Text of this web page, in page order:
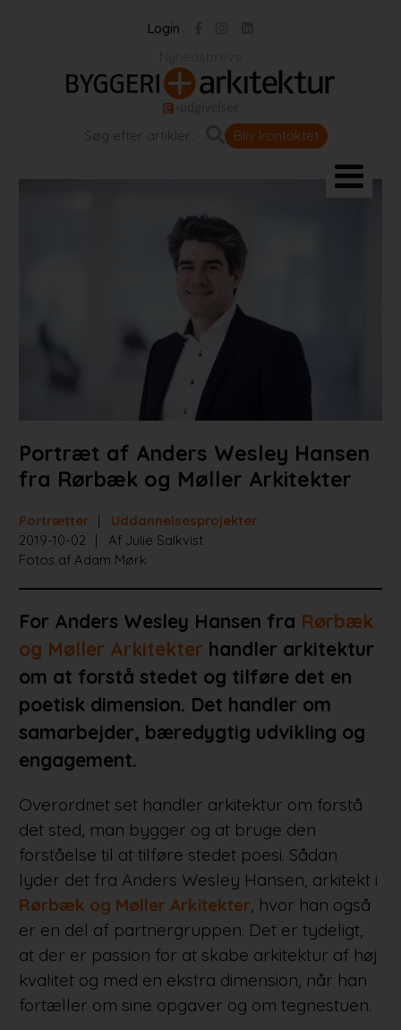
Login
Bliv kontaktet
Portræt af Anders Wesley Hansen
fra Rørbæk og Møller Arkitekter
Portrætter
Uddannelsesprojekter
2019-10-02
Af Julie Salkvist
Fotos af Adam Mørk
For Anders Wesley Hansen fra Rørbæk
og Møller Arkitekter handler arkitektur
om at forstå stedet og tilføre det en
poetisk dimension. Det handler om
samarbejder, bæredygtig udvikling og
engagement.
Overordnet set handler arkitektur om forstå
det sted, man bygger og at bruge den
forståelse til at tilføre stedet poesi. Sådan
lyder det fra Anders Wesley Hansen, arkitekt i
Rørbæk og Møller Arkitekter , hvor han også
er en del af partnergruppen. Det er tydeligt,
at der er passion for at skabe arkitektur af høj
kvalitet og med en ekstra dimension, når han
fortæller om sine opgaver og om tegnestuen.